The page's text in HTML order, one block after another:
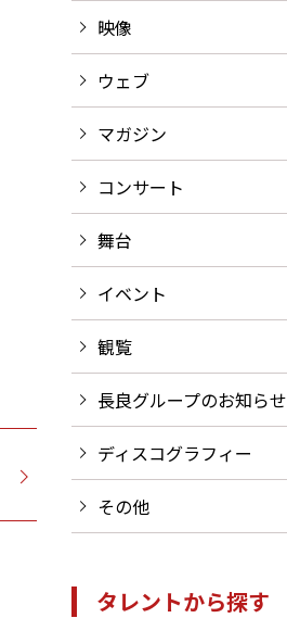
映像
ウェブ
マガジン
コンサート
舞台
イベント
観覧
長良グループのお知らせ
ディスコグラフィー
その他
タレントから探す